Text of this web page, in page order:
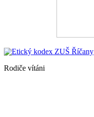
Etický kodex ZUŠ Říčany
Rodiče vítáni